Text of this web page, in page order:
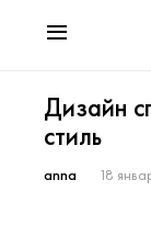
Мода
Звезды
Гороскопы
Дизайн
стиль
anna 18